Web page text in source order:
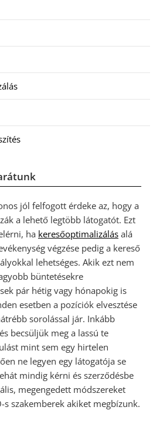
jól felfogott érdeke az, hogy a
a lehető legtöbb látogatót. Ezt
ha keresőoptimalizálás alá
végzése pedig a kereső
lehetséges. Akik ezt nem
büntetésekre
pár hétig vagy hónapokig is
esetben a pozíciók elvesztése
sorolással jár. Inkább
becsüljük meg a lassú te
mint sem egy hirtelen
ne legyen egy látogatója se
mindig kérni és szerződésbe
megengedett módszereket
s szakemberek akiket megbízunk.